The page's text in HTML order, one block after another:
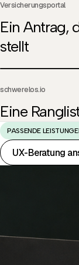
Versicherungsportal
Ein Antrag,
stellt
PROJEKTFILM
schwerelos.io
Eine
PASSENDE
UX-Beratung